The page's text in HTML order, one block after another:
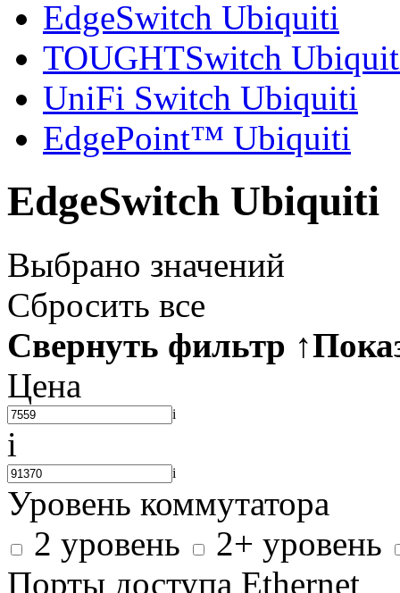
EdgeSwitch Ubiquiti
TOUGHTSwitch
UniFi Switch Ubiquiti
EdgePoint™ Ubiquiti
EdgeSwitch Ubiquiti
Выбрано значений
Сбросить все
Свернуть фильтр ↑
Цена
i
i
i
Уровень коммутатора
2 уровень
2+ уровень
Порты доступа Ethernet